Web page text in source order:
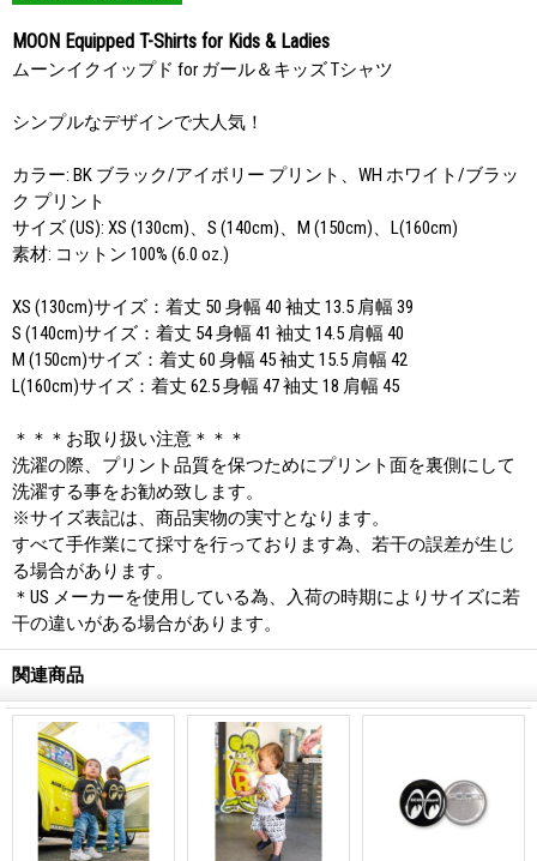
MOON Equipped T-Shirts for Kids & Ladies
ムーンイクイップド for ガール＆キッズ Tシャツ
シンプルなデザインで大人気！
カラー: BK ブラック/アイボリー プリント、WH ホワイト/ブラッ
ク プリント
サイズ (US): XS (130cm)、S (140cm)、M (150cm)、L(160cm)
素材: コットン 100% (6.0 oz.)
XS (130cm)サイズ：着丈 50 身幅 40 袖丈 13.5 肩幅 39
S (140cm)サイズ：着丈 54 身幅 41 袖丈 14.5 肩幅 40
M (150cm)サイズ：着丈 60 身幅 45 袖丈 15.5 肩幅 42
L(160cm)サイズ：着丈 62.5 身幅 47 袖丈 18 肩幅 45
＊＊＊お取り扱い注意＊＊＊
洗濯の際、プリント品質を保つためにプリント面を裏側にして
洗濯する事をお勧め致します。
※サイズ表記は、商品実物の実寸となります。
すべて手作業にて採寸を行っております為、若干の誤差が生じ
る場合があります。
＊US メーカーを使用している為、入荷の時期によりサイズに若
干の違いがある場合があります。
関連商品